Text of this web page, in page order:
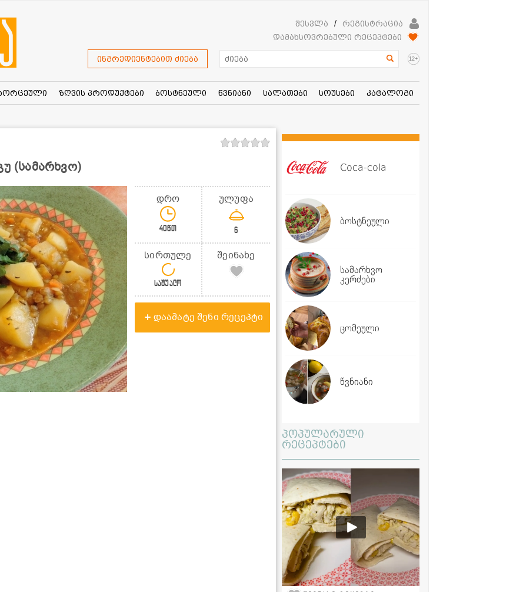
შესვლა /
რეგისტრაცია
დამახსოვრებული რეცეპტები
ინგრედიენტებით ძიება 12+
ზღვის პროდუქტები ბოსტნეული წვნიანი სალათები სოუსები კატალოგი
(სამარხვო)
დრო
40წთ
ულუფა
6
სირთულე
საშუალო
შეინახე
დაამატე შენი რეცეპტი
Coca-cola
ბოსტნეული
სამარხვო
კერძები
ცომეული
წვნიანი
პოპულარული
რეცეპტები